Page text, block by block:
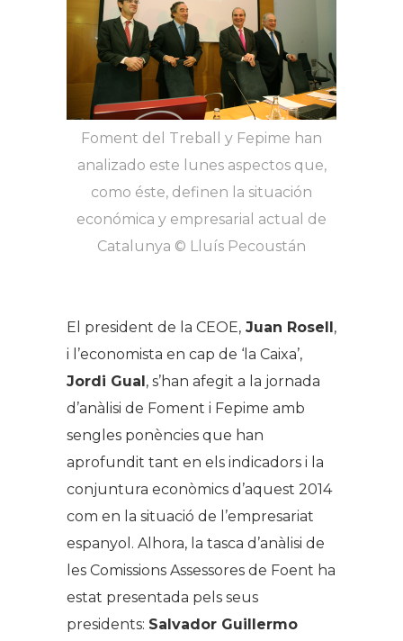
Foment del Treball y Fepime han
analizado este lunes aspectos que,
como éste, definen la situación
económica y empresarial actual de
Catalunya © Lluís Pecoustán
El president de la CEOE, Juan Rosell,
i l’economista en cap de ‘la Caixa’,
Jordi Gual, s’han afegit a la jornada
d’anàlisi de Foment i Fepime amb
sengles ponències que han
aprofundit tant en els indicadors i la
conjuntura econòmics d’aquest 2014
com en la situació de l’empresariat
espanyol. Alhora, la tasca d’anàlisi de
les Comissions Assessores de Foent ha
estat presentada pels seus
presidents: Salvador Guillermo